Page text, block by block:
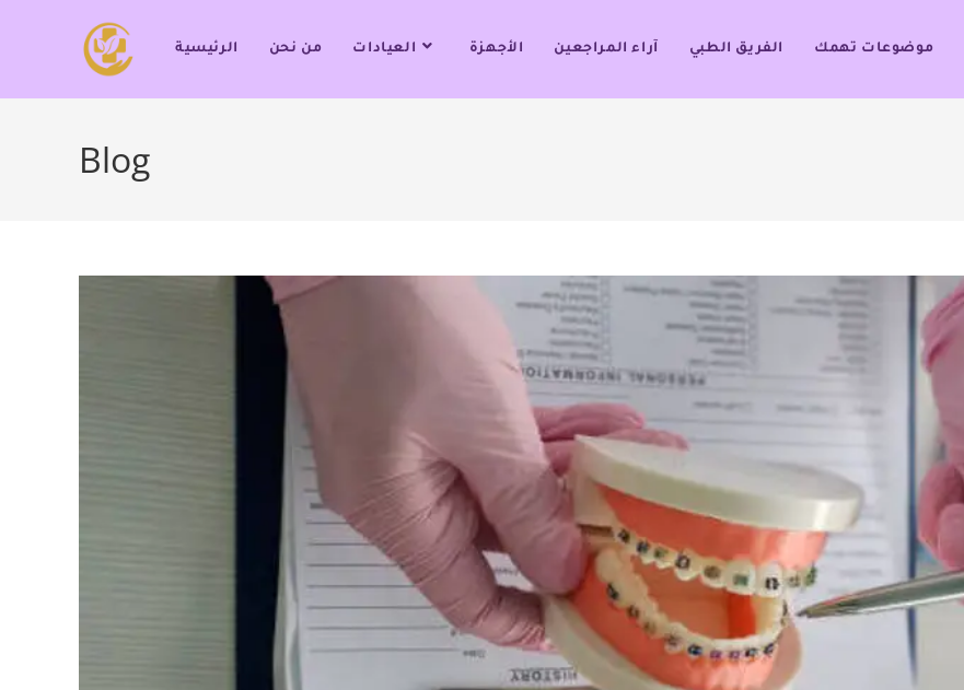
الرئيسية من نحن العيادات الأجهزة آراء المراجعين الفريق الطبي موضوعات تهمك
Blog